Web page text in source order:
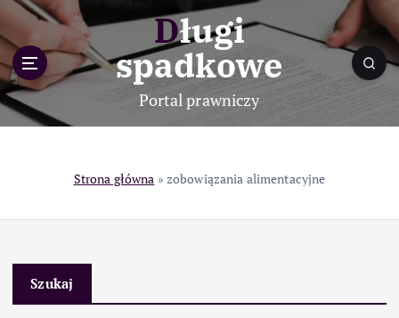
p
o
c
Długi
spadkowe
Portal prawniczy
Strona główna » zobowiązania alimentacyjne
Szukaj